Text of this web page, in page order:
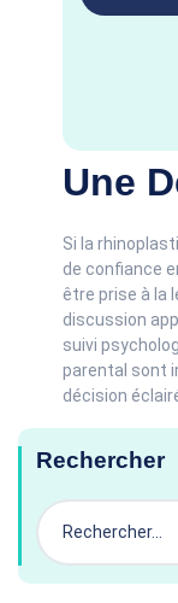
Une
Si la
de confiance
être prise à la
discussion
suivi
parental sont
décision
Rechercher